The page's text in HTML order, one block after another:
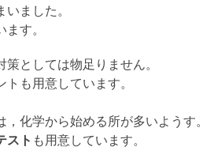
ました。
す。
としては物足りません。
も用意しています。
化学から始める所が多いようす。
スト も用意しています。